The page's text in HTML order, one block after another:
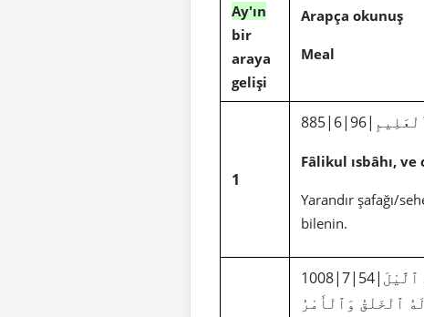
Ay'ın
bir
araya
gelişi
Arapça okunuş
Meal
1
Fâlikul ısbâhı,
Yarandır şafağı/
bilenin.
1008|7|54|إِنَّ رَبَّكُمُ ٱللَّهُ ٱلَّذِى خَلَقَ ٱلسَّمَٰوَٰتِ وَٱلْأَرْضَ فِى سِتَّةِ أَيَّامٍ ثُمَّ ٱسْتَوَىٰ عَلَى ٱلْعَرْشِ يُغْشِى ٱلَّيْلَ
ٱلْخَلْقُ وَٱلْأَمْرُ